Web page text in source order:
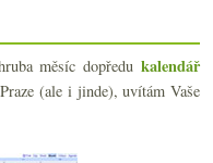
Roses
de Salnés
měsíc dopředukalendář
(ale i jinde), uvítám Vaše